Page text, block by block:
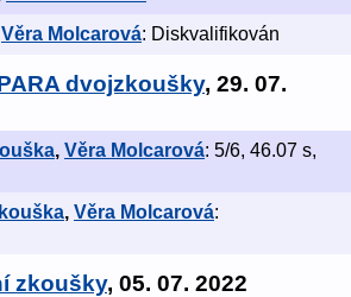
Věra Molcarová: Diskvalifikován
dvojzkoušky, 29. 07.
, Věra Molcarová: 5/6, 46.07 s,
, Věra Molcarová:
zkoušky, 05. 07. 2022